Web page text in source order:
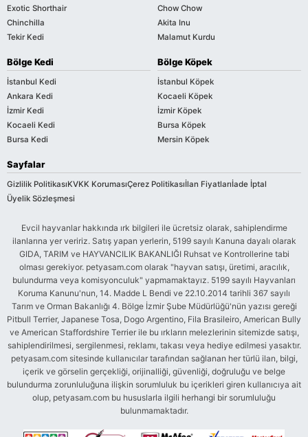
Exotic Shorthair
Chinchilla
Tekir Kedi
Chow Chow
Akita Inu
Malamut Kurdu
Bölge Kedi
İstanbul Kedi
Ankara Kedi
İzmir Kedi
Kocaeli Kedi
Bursa Kedi
Bölge Köpek
İstanbul Köpek
Kocaeli Köpek
İzmir Köpek
Bursa Köpek
Mersin Köpek
Sayfalar
Gizlilik PolitikasıKVKK KorumasıÇerez Politikasıİlan Fiyatlarıİade İptal
Üyelik Sözleşmesi
Evcil hayvanlar hakkında ırk bilgileri ile ücretsiz olarak, sahiplendirme
ilanlarına yer veririz. Satış yapan yerlerin, 5199 sayılı Kanuna dayalı olarak
GIDA, TARIM ve HAYVANCILIK BAKANLIĞI Ruhsat ve Kontrollerine tabi
olması gerekiyor. petyasam.com olarak "hayvan satışı, üretimi, aracılık,
bulundurma veya komisyonculuk" yapmamaktayız. 5199 sayılı Hayvanları
Koruma Kanunu'nun, 14. Madde L Bendi ve 22.10.2014 tarihli 367 sayılı
Tarım ve Orman Bakanlığı 4. Bölge İzmir Şube Müdürlüğü'nün yazısı gereği
Pitbull Terrier, Japanese Tosa, Dogo Argentino, Fila Brasileiro, American Bully
ve American Staffordshire Terrier ile bu ırkların melezlerinin sitemizde satışı,
sahiplendirilmesi, sergilenmesi, reklamı, takası veya hediye edilmesi yasaktır.
petyasam.com sitesinde kullanıcılar tarafından sağlanan her türlü ilan, bilgi,
içerik ve görselin gerçekliği, orijinalliği, güvenliği, doğruluğu ve belge
bulundurma zorunluluğuna ilişkin sorumluluk bu içerikleri giren kullanıcıya ait
olup, petyasam.com bu hususlarla ilgili herhangi bir sorumluluğu
bulunmamaktadır.